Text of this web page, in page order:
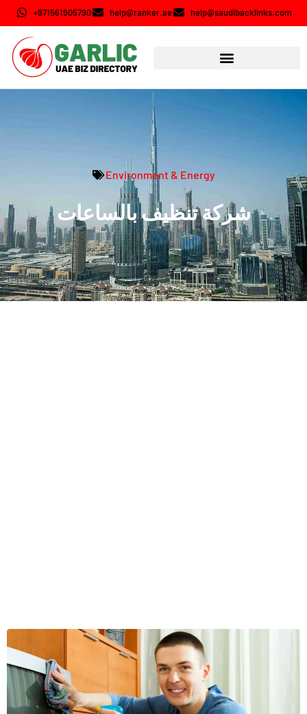
+971561905790 help@ranker.ae help@saudibacklinks.com
Environment & Energy
شركة تنظيف بالساعات